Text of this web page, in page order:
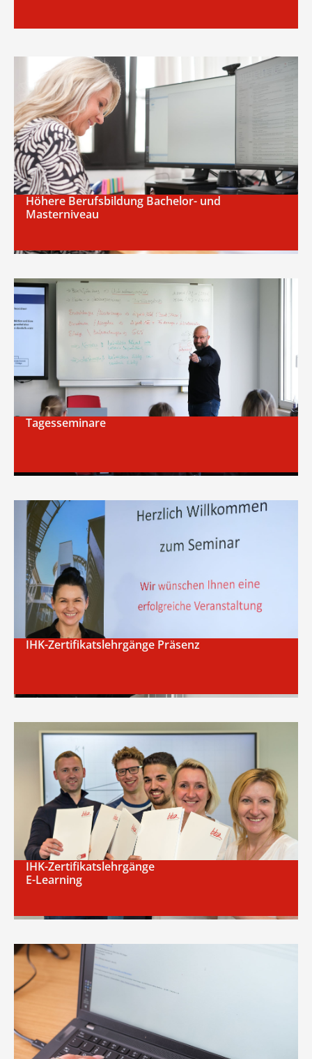
Nächster Kursstart: 24.08.2026.
Es sind noch Plätze frei –
melden Sie sich jetzt an!
Höhere Berufsbildung Bachelor- und
Masterniveau
Tagesseminare
IHK-Zertifikatslehrgänge Präsenz
IHK-Zertifikatslehrgänge
E-Learning